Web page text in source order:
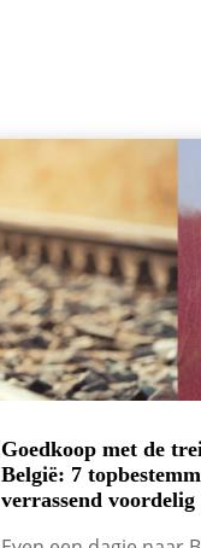
Goedkoop met de
België: 7
verrassend voordelig